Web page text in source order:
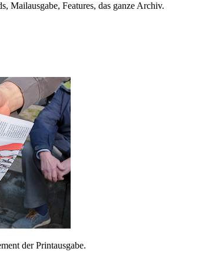
Mailausgabe, Features, das ganze Archiv.
der Printausgabe.